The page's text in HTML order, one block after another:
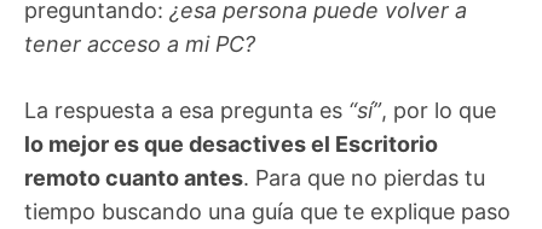
preguntando: ¿esa persona puede volver a
tener acceso a mi PC?
La respuesta a esa pregunta es “sí”, por lo que
lo mejor es que desactives el Escritorio
remoto cuanto antes. Para que no pierdas tu
tiempo buscando una guía que te explique paso